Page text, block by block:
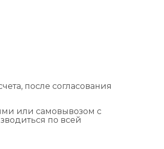
после согласования
или самовывозом с
по всей